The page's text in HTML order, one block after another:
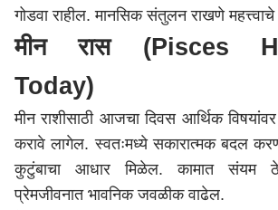
गोडवा राहील. मानसिक संतुलन राखणे
मीन रास (Pisces
Today)
मीन राशीसाठी आजचा दिवस आर्थिक
करावे लागेल. स्वतःमध्ये सकारात्मक बदल
कुटुंबाचा आधार मिळेल. कामात
प्रेमजीवनात भावनिक जवळीक वाढेल.